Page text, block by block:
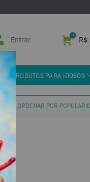
Entrar R$
PRODUTOS PARA IDOSOS